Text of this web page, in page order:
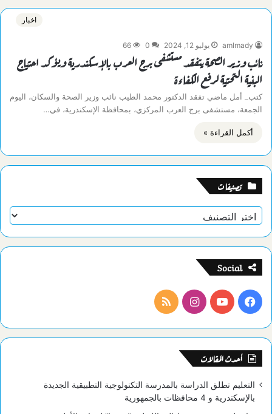
اخبار
amlmady يوليو 12, 2024 0
66
نائب وزير الصحة يتفقد مستشفى برج العرب بالإسكندرية ويؤكد احتياج
البنية التحتية لرفع الكفاءة
كتب_ أمل ماضي تفقد الدكتور محمد الطيب نائب وزير الصحة والسكان، اليوم
الجمعة، مستشفى برج العرب المركزي، بمحافظة الإسكندرية، في…
أكمل القراءة »
تصنيفات
تصنيفات
Social
فيسبوكيوتيوبانستقرامملخص
الموقع
أحدث المقالات
التعليم تطلق الدراسة بالمدرسة التكنولوجية التطبيقية الجديدة
بالإسكندرية و 4 محافظات بالجمهورية